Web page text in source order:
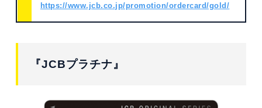
https://www.jcb.co.jp/promotion/ordercard/gold/
『JCBプラチナ』